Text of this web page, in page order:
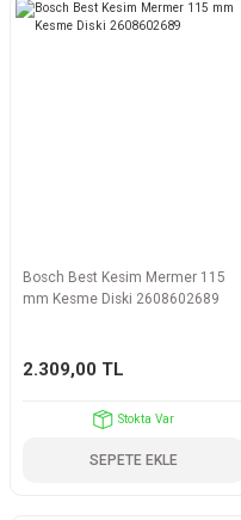
Bosch Best Kesim Mermer 115
mm Kesme Diski 2608602689
2.309,00 TL
Stokta Var
SEPETE EKLE